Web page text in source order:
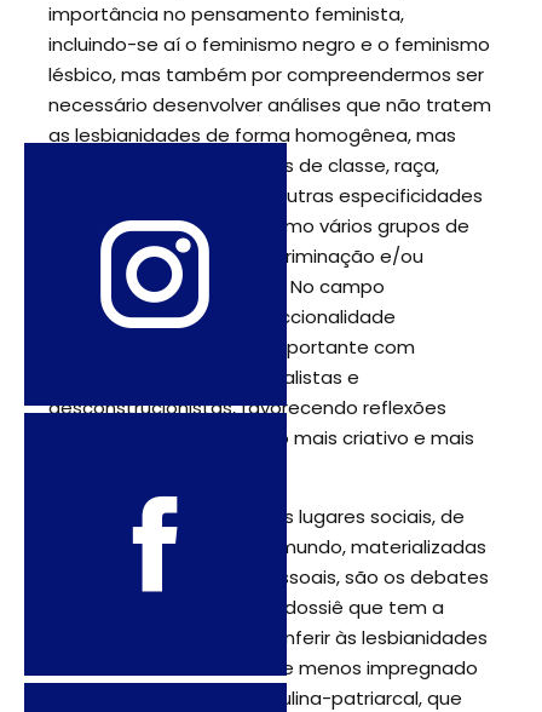
importância no pensamento feminista,
incluindo-se aí o feminismo negro e o feminismo
lésbico, mas também por compreendermos ser
necessário desenvolver análises que não tratem
as lesbianidades de forma homogênea, mas
que afirmem as diferenças de classe, raça,
religião, geração, dentre outras especificidades
constitutivas da forma como vários grupos de
mulheres vivenciam a discriminação e/ou
agenciam sua resistência. No campo
epistemológico, a interseccionalidade
estabelece um diálogo importante com
perspectivas pós estruturalistas e
desconstrucionistas, favorecendo reflexões
críticas e um pensamento mais criativo e mais
Portanto, os determinados lugares sociais, de
formas de ser e estar no mundo, materializadas
em suas relações interpessoais, são os debates
a serem realizados neste dossiê que tem a
preocupação ainda de conferir às lesbianidades
um olhar mais autônomo e menos impregnado
da concepção gay-masculina-patriarcal, que